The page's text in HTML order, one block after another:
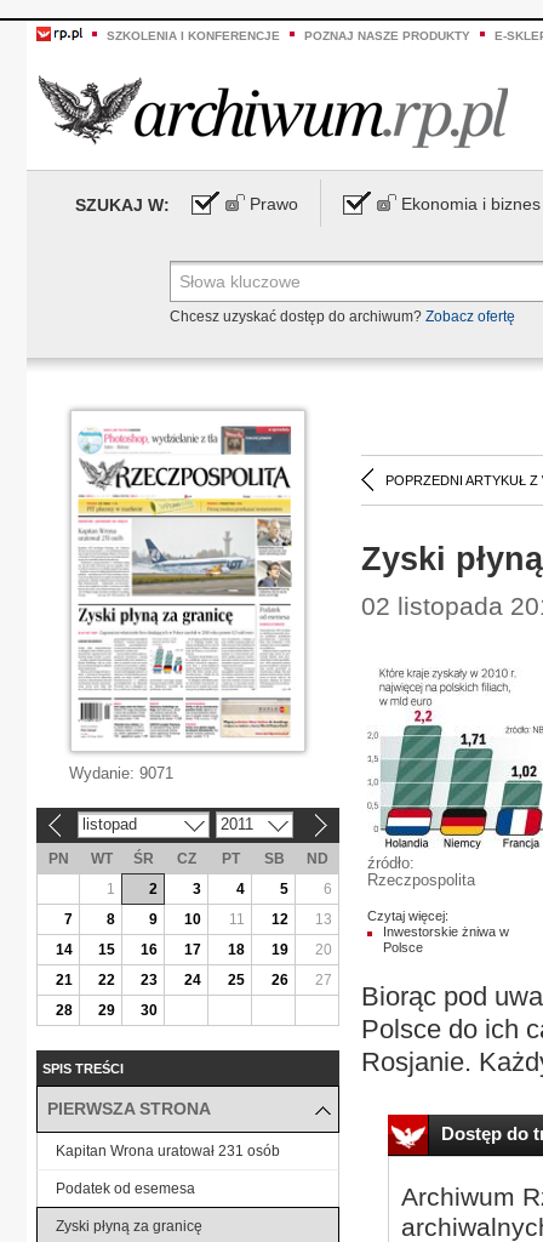
SZKOLENIA I KONFERENCJE POZNAJ NASZE PRODUKTY E-
SZUKAJ W: Prawo Ekonomia i biznes
Chcesz uzyskać dostęp do archiwum? Zobacz ofertę
POPRZEDNI ARTYKUŁ Z
Zyski
02 listopada
źródło:
Rzeczpospolita
Czytaj więcej:
Inwestorskie żniwa w
Polsce
Biorąc pod
Polsce do ich
Rosjanie.
Dostęp do
Archiwum
Wydanie: 9071
listopad 2011
PN WT ŚR CZ PT SB
ND
1
2 3 4 5
6
7
8 9 10 11 12
13
14
15 16 17 18 19
20
21
22 23 24 25 26
27
28
29 30
SPIS TREŚCI
PIERWSZA STRONA
Kapitan Wrona uratował 231 osób
Podatek od esemesa
Zyski płyną za granicę